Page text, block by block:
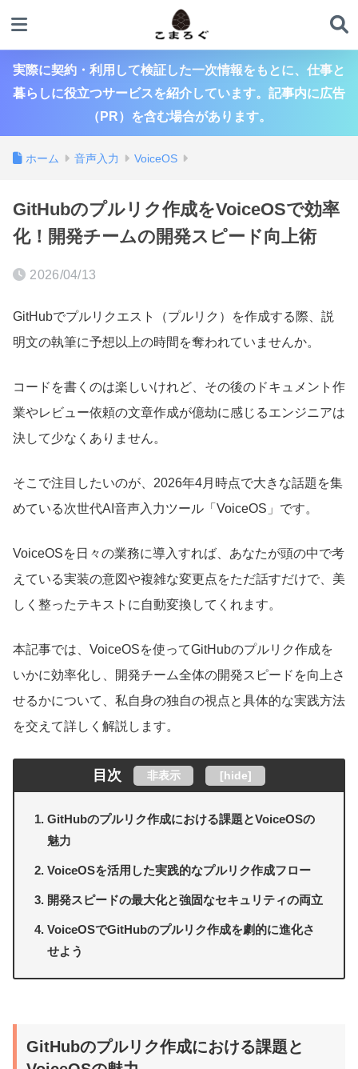
実際に契約・利用して検証した一次情報をもとに、仕事と
暮らしに役立つサービスを紹介しています。記事内に広告
（PR）を含む場合があります。
ホーム 音声入力 VoiceOS
GitHubのプルリク作成をVoiceOSで効率
化！開発チームの開発スピード向上術
2026/04/13
GitHubでプルリクエスト（プルリク）を作成する際、説
明文の執筆に予想以上の時間を奪われていませんか。
コードを書くのは楽しいけれど、その後のドキュメント作
業やレビュー依頼の文章作成が億劫に感じるエンジニアは
決して少なくありません。
そこで注目したいのが、2026年4月時点で大きな話題を集
めている次世代AI音声入力ツール「VoiceOS」です。
VoiceOSを日々の業務に導入すれば、あなたが頭の中で考
えている実装の意図や複雑な変更点をただ話すだけで、美
しく整ったテキストに自動変換してくれます。
本記事では、VoiceOSを使ってGitHubのプルリク作成を
いかに効率化し、開発チーム全体の開発スピードを向上さ
せるかについて、私自身の独自の視点と具体的な実践方法
を交えて詳しく解説します。
目次 非表示 [hide]
GitHubのプルリク作成における課題とVoiceOSの
魅力
VoiceOSを活用した実践的なプルリク作成フロー
開発スピードの最大化と強固なセキュリティの両立
VoiceOSでGitHubのプルリク作成を劇的に進化さ
せよう
GitHubのプルリク作成における課題と